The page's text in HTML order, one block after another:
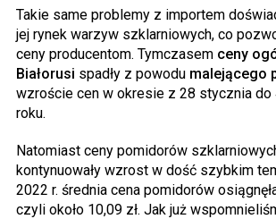
Takie same problemy z importem
jej rynek warzyw szklarniowych, co
ceny producentom. Tymczasem ceny
Białorusi spadły z powodu malejącego
wzroście cen w okresie z 28 stycznia do
roku.
Natomiast ceny pomidorów
kontynuowały wzrost w dość szybkim
2022 r. średnia cena pomidorów
czyli około 10,09 zł. Jak już